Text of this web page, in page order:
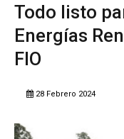
Todo listo
Energías
FIO
28 Febrero 2024